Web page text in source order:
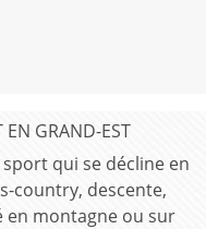
GRAND-EST
qui se décline en
country, descente,
montagne ou sur